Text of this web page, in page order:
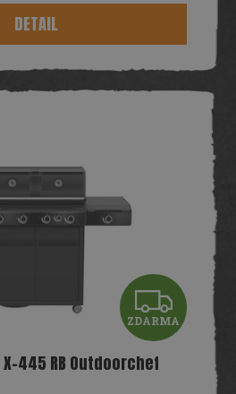
A
DETAIL
Z
D
ZDARMA
X-445 RB Outdoorchef